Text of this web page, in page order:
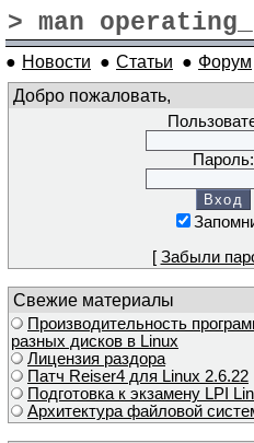
> man
● Новости ● Статьи ● Форум
Добро пожаловать,
Пароль:
[ Забыли
Свежие материалы
Производительность
разных дисков в Linux
Лицензия раздора
Патч Reiser4 для Linux 2.6.22
Подготовка к экзамену LPI
Архитектура файловой